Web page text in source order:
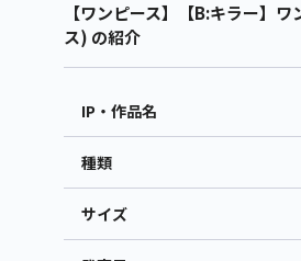
【ワンピース】【B:キラー】
ス) の紹介
IP・作品名
種類
サイズ